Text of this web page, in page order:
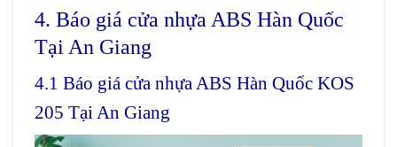
4. Báo giá cửa nhựa ABS Hàn Quốc
Tại An Giang
4.1 Báo giá cửa nhựa ABS Hàn Quốc KOS
205 Tại An Giang